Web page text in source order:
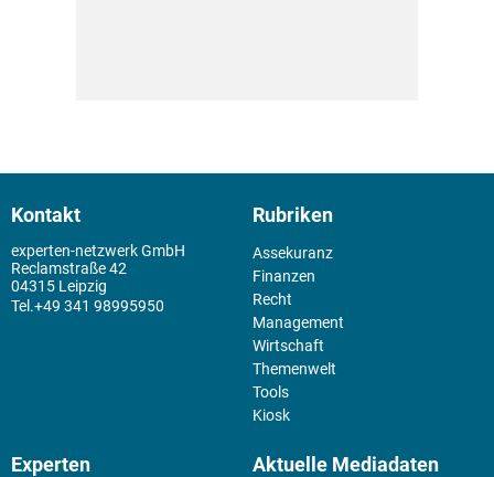
Kontakt
experten-netzwerk GmbH
Reclamstraße 42
04315 Leipzig
+49 341 98995950
Rubriken
Assekuranz
Finanzen
Recht
Management
Wirtschaft
Themenwelt
Tools
Kiosk
Experten Aktuelle Mediadaten